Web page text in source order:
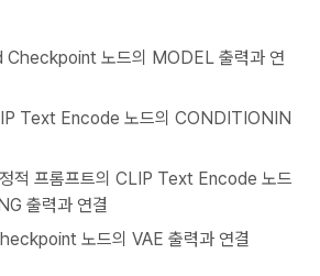
Checkpoint 노드의 MODEL 출력과 연
Text Encode 노드의 CONDITIONIN
적 프롬프트의 CLIP Text Encode 노드
출력과 연결
노드의 VAE 출력과 연결